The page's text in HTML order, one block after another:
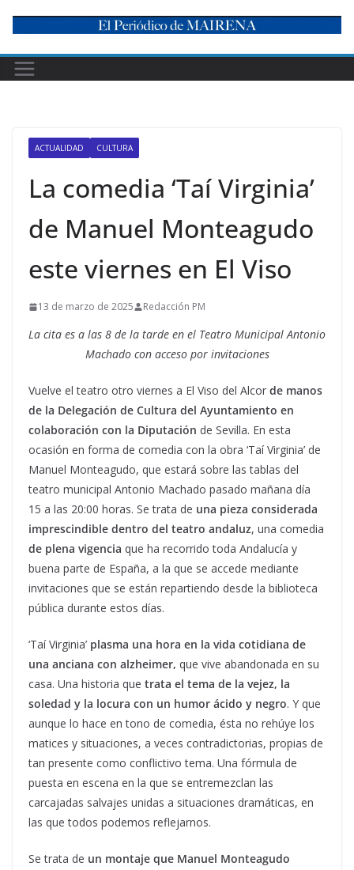
content
ACTUALIDAD CULTURA
La comedia ‘Taí Virginia’
de Manuel Monteagudo
este viernes en El Viso
13 de marzo de 2025 Redacción PM
La cita es a las 8 de la tarde en el Teatro Municipal Antonio
Machado con acceso por invitaciones
Vuelve el teatro otro viernes a El Viso del Alcor de manos
de la Delegación de Cultura del Ayuntamiento en
colaboración con la Diputación de Sevilla. En esta
ocasión en forma de comedia con la obra ‘Taí Virginia’ de
Manuel Monteagudo, que estará sobre las tablas del
teatro municipal Antonio Machado pasado mañana día
15 a las 20:00 horas. Se trata de una pieza considerada
imprescindible dentro del teatro andaluz, una comedia
de plena vigencia que ha recorrido toda Andalucía y
buena parte de España, a la que se accede mediante
invitaciones que se están repartiendo desde la biblioteca
pública durante estos días.
‘Taí Virginia’ plasma una hora en la vida cotidiana de
una anciana con alzheimer, que vive abandonada en su
casa. Una historia que trata el tema de la vejez, la
soledad y la locura con un humor ácido y negro. Y que
aunque lo hace en tono de comedia, ésta no rehúye los
matices y situaciones, a veces contradictorias, propias de
tan presente como conflictivo tema. Una fórmula de
puesta en escena en la que se entremezclan las
carcajadas salvajes unidas a situaciones dramáticas, en
las que todos podemos reflejarnos.
Se trata de un montaje que Manuel Monteagudo